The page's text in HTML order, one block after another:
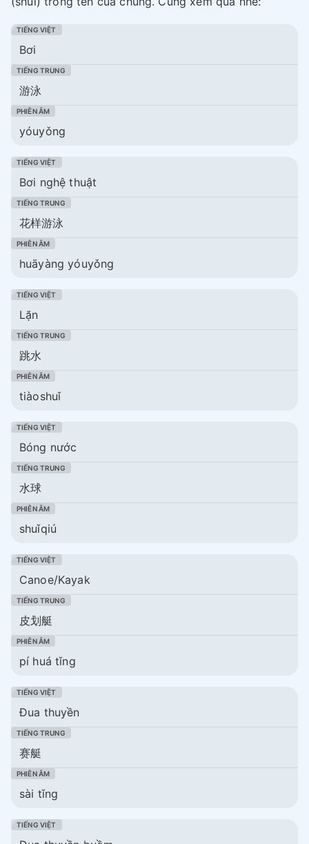
Bơi
游泳
yóuyǒng
Bơi nghệ thuật
花样游泳
huāyàng yóuyǒng
Lặn
跳水
tiàoshuǐ
Bóng nước
水球
shuǐqiú
Canoe/Kayak
皮划艇
pí huá tǐng
Đua thuyền
赛艇
sài tǐng